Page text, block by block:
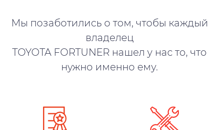
Мы позаботились о том, чтобы каждый
владелец
TOYOTA FORTUNER нашел у нас то, что
нужно именно ему.